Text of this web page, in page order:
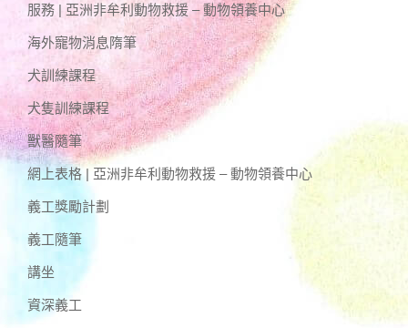
服務 | 亞洲非牟利動物救援 – 動物領養中心
海外寵物消息隋筆
犬訓練課程
犬隻訓練課程
獸醫隨筆
網上表格 | 亞洲非牟利動物救援 – 動物領養中心
義工獎勵計劃
義工隨筆
講坐
資深義工